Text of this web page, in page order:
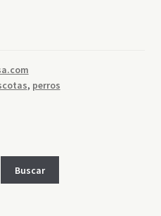
, perros
Buscar